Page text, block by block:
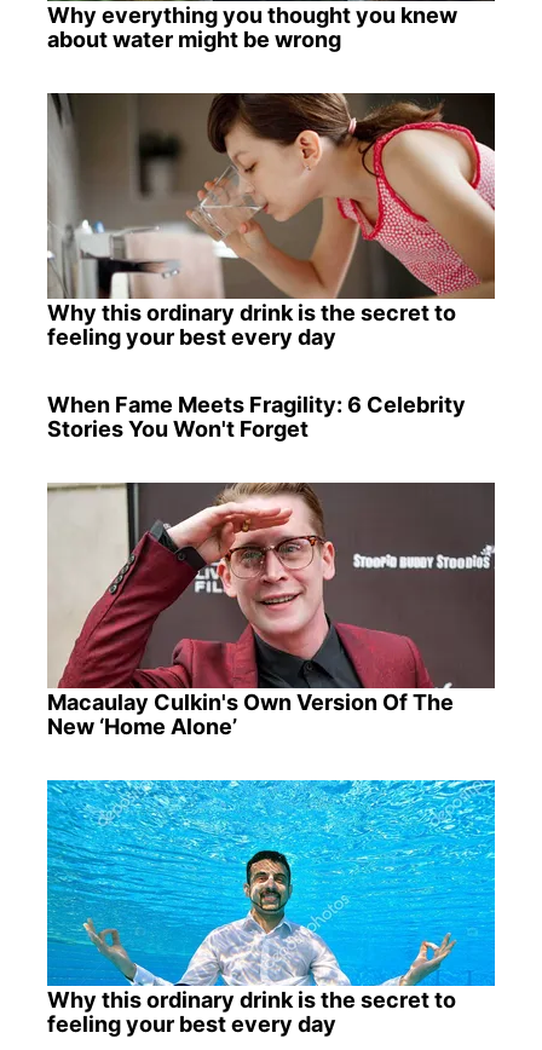
Why everything you thought you knew
about water might be wrong
Why this ordinary drink is the secret to
feeling your best every day
When Fame Meets Fragility: 6 Celebrity
Stories You Won't Forget
Macaulay Culkin's Own Version Of The
New ‘Home Alone’
Why this ordinary drink is the secret to
feeling your best every day